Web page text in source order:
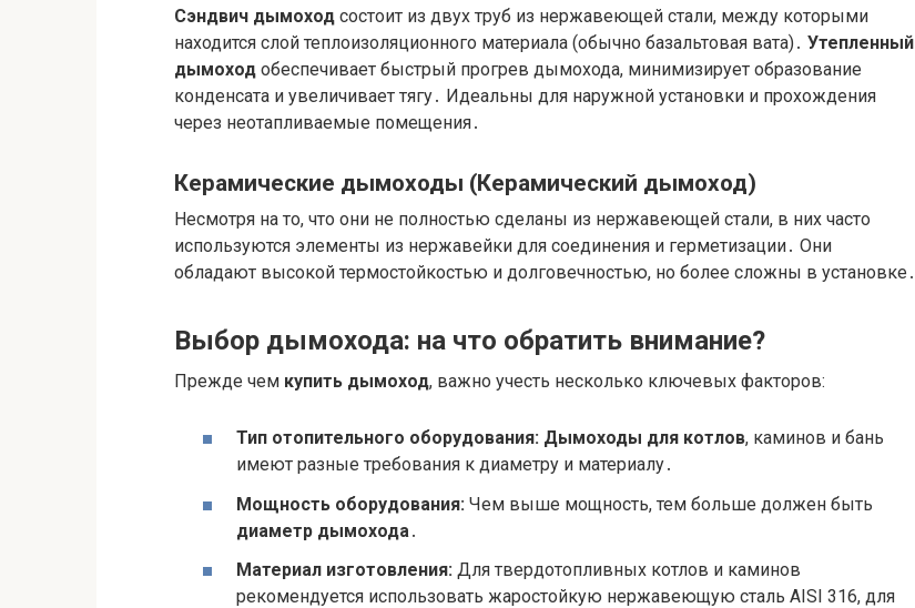
Сэндвич дымоход состоит из двух труб из нержавеющей стали, между которыми
находится слой теплоизоляционного материала (обычно базальтовая вата)․ Утепленный
дымоход обеспечивает быстрый прогрев дымохода, минимизирует образование
конденсата и увеличивает тягу․ Идеальны для наружной установки и прохождения
через неотапливаемые помещения․
Керамические дымоходы (Керамический дымоход)
Несмотря на то, что они не полностью сделаны из нержавеющей стали, в них часто
используются элементы из нержавейки для соединения и герметизации․ Они
обладают высокой термостойкостью и долговечностью, но более сложны в установке․
Выбор дымохода: на что обратить внимание?
Прежде чем купить дымоход, важно учесть несколько ключевых факторов:
Тип отопительного оборудования: Дымоходы для котлов, каминов и бань
имеют разные требования к диаметру и материалу․
Мощность оборудования: Чем выше мощность, тем больше должен быть
диаметр дымохода ․
Материал изготовления: Для твердотопливных котлов и каминов
рекомендуется использовать жаростойкую нержавеющую сталь AISI 316, для